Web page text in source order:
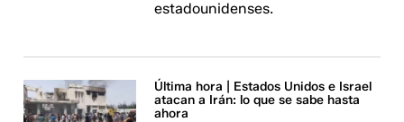
estadounidenses.
Última hora | Estados Unidos e Israel
atacan a Irán: lo que se sabe hasta
ahora